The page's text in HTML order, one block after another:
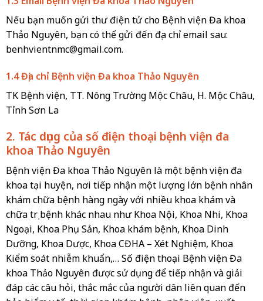
Nếu bạn muốn gửi thư điện tử cho Bệnh viện Đa khoa
Thảo Nguyên, bạn có thể gửi đến địa chỉ email sau:
benhvientnmc@gmail.com.
1.4 Địa chỉ Bệnh viện Đa khoa Thảo Nguyên
TK Bệnh viện, TT. Nông Trường Mộc Châu, H. Mộc Châu,
Tỉnh Sơn La
2. Tác dụng của số điện thoại bệnh viện đa
khoa Thảo Nguyên
Bệnh viện Đa khoa Thảo Nguyên là một bệnh viện đa
khoa tại huyện, nơi tiếp nhận một lượng lớn bệnh nhân
khám chữa bệnh hàng ngày với nhiều khoa khám và
chữa trị bệnh khác nhau như Khoa Nội, Khoa Nhi, Khoa
Ngoại, Khoa Phụ Sản, Khoa khám bệnh, Khoa Dinh
Dưỡng, Khoa Dược, Khoa CĐHA – Xét Nghiệm, Khoa
Kiểm soát nhiễm khuẩn,… Số điện thoại Bệnh viện Đa
khoa Thảo Nguyên được sử dụng để tiếp nhận và giải
đáp các câu hỏi, thắc mắc của người dân liên quan đến